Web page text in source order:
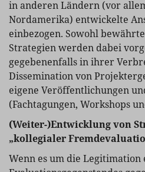
in anderen Ländern (vor
Nordamerika) entwickelte
einbezogen. Sowohl
Strategien werden dabei
gegebenenfalls in ihrer
Dissemination von
eigene Veröffentlichungen
(Fachtagungen, Workshops
(Weiter-)Entwicklung von
„kollegialer
Wenn es um die Legitimation